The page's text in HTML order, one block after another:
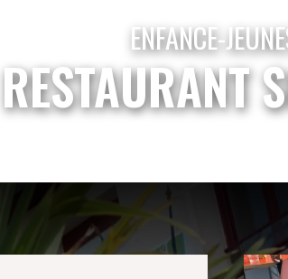
ENFANCE-
RESTAURANT